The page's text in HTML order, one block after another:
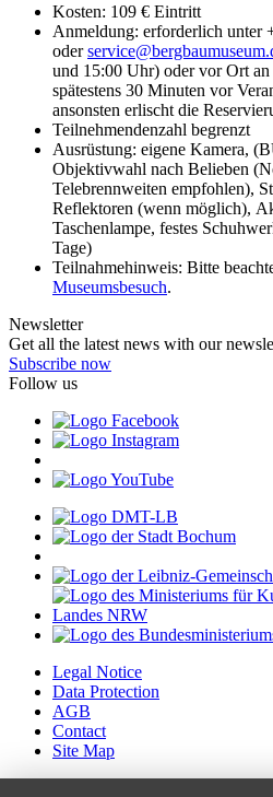
Kosten: 109 € Eintritt
Anmeldung: erforderlich unter
oderservice@
und 15:00 Uhr) oder vor Ort
spätestens 30 Minuten vor
ansonsten erlischt die
Teilnehmendenzahl begrenzt
Ausrüstung: eigene Kamera,
Objektivwahl nach Belieben
Telebrennweiten empfohlen),
Reflektoren (wenn möglich),
Taschenlampe, festes
Tage)
Teilnahmehinweis: Bitte
Museumsbesuch.
Newsletter
Get all the latest news with our
Subscribe now
Follow us
Legal Notice
Data Protection
AGB
Contact
Site Map